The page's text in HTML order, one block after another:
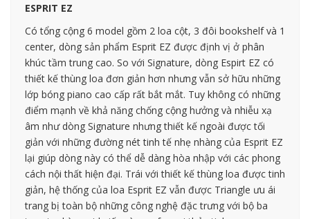
ESPRIT EZ
Có tổng cộng 6 model gồm 2 loa cột, 3 đôi bookshelf và 1
center, dòng sản phẩm Esprit EZ được định vị ở phân
khúc tầm trung cao. So với Signature, dòng Espirt EZ có
thiết kế thùng loa đơn giản hơn nhưng vẫn sở hữu những
lớp bóng piano cao cấp rất bắt mắt. Tuy không có những
điểm mạnh về khả năng chống cộng hưởng và nhiễu xạ
âm như dòng Signature nhưng thiết kế ngoài được tối
giản với những đường nét tinh tế nhẹ nhàng của Esprit EZ
lại giúp dòng này có thể dễ dàng hòa nhập với các phong
cách nội thất hiện đại. Trái với thiết kế thùng loa được tinh
giản, hệ thống của loa Esprit EZ vẫn được Triangle ưu ái
trang bị toàn bộ những công nghệ đặc trưng với bộ ba